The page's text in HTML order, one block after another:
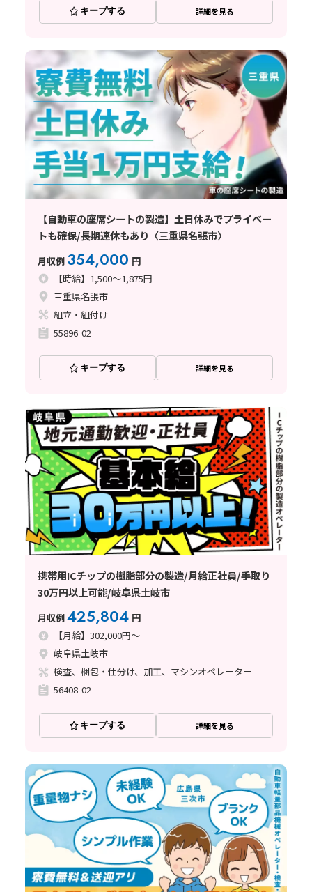
キープする 詳細を見る
【自動車の座席シートの製造】土日休みでプライベー
トも確保/長期連休もあり〈三重県名張市〉
月収例 354,000 円
【時給】1,500～1,875円
三重県名張市
組立・組付け
55896-02
キープする 詳細を見る
携帯用ICチップの樹脂部分の製造/月給正社員/手取り
30万円以上可能/岐阜県土岐市
月収例425,804 円
【月給】302,000円～
岐阜県土岐市
検査、梱包・仕分け、加工、マシンオペレーター
56408-02
キープする 詳細を見る